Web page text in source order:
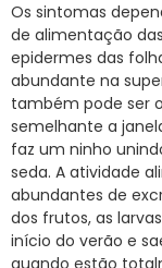
Os sintomas
de alimentação
epidermes das
abundante na
também pode ser
semelhante a
faz um ninho
seda. A atividade
abundantes de
dos frutos, as
início do verão e